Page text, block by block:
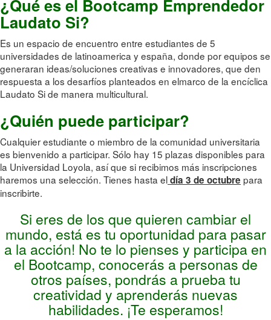
¿Qué es el Bootcamp Emprendedor
Laudato Si?
Es un espacio de encuentro entre estudiantes de 5
universidades de latinoamerica y españa, donde por equipos se
generaran ideas/soluciones creativas e innovadores, que den
respuesta a los desarfíos planteados en elmarco de la encíclica
Laudato Si de manera multicultural.
¿Quién puede participar?
Cualquier estudiante o miembro de la comunidad universitaria
es bienvenido a participar. Sólo hay 15 plazas disponibles para
la Universidad Loyola, así que si recibimos más inscripciones
haremos una selección. Tienes hasta eldía 3 de octubre para
inscribirte.
Si eres de los que quieren cambiar el
mundo, está es tu oportunidad para pasar
a la acción! No te lo pienses y participa en
el Bootcamp, conocerás a personas de
otros países, pondrás a prueba tu
creatividad y aprenderás nuevas
habilidades. ¡Te esperamos!